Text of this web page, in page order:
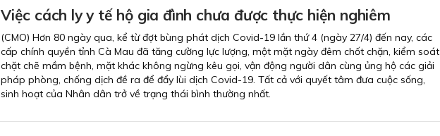
Việc cách ly y tế hộ gia đình chưa được thực hiện nghiêm
(CMO) Hơn 80 ngày qua, kể từ đợt bùng phát dịch Covid-19 lần thứ 4 (ngày 27/4) đến nay, các
cấp chính quyền tỉnh Cà Mau đã tăng cường lực lượng, một mặt ngày đêm chốt chặn, kiểm soát
chặt chẽ mầm bệnh, mặt khác không ngừng kêu gọi, vận động người dân cùng ủng hộ các giải
pháp phòng, chống dịch đề ra để đẩy lùi dịch Covid-19. Tất cả với quyết tâm đưa cuộc sống,
sinh hoạt của Nhân dân trở về trạng thái bình thường nhất.